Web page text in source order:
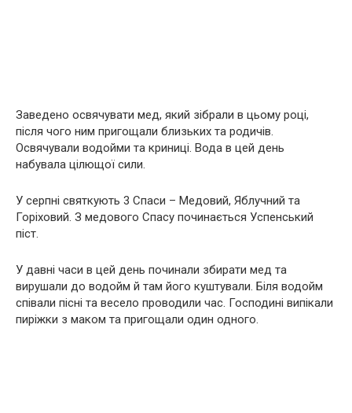
Заведено освячувати мед, який зібрали в цьому році,
після чого ним пригощали близьких та родичів.
Освячували водойми та криниці. Вода в цей день
набувала цілющої сили.
У серпні святкують 3 Спаси – Медовий, Яблучний та
Горіховий. З медового Спасу починається Успенський
піст.
У давні часи в цей день починали збирати мед та
вирушали до водойм й там його куштували. Біля водойм
співали пісні та весело проводили час. Господині випікали
пиріжки з маком та пригощали один одного.